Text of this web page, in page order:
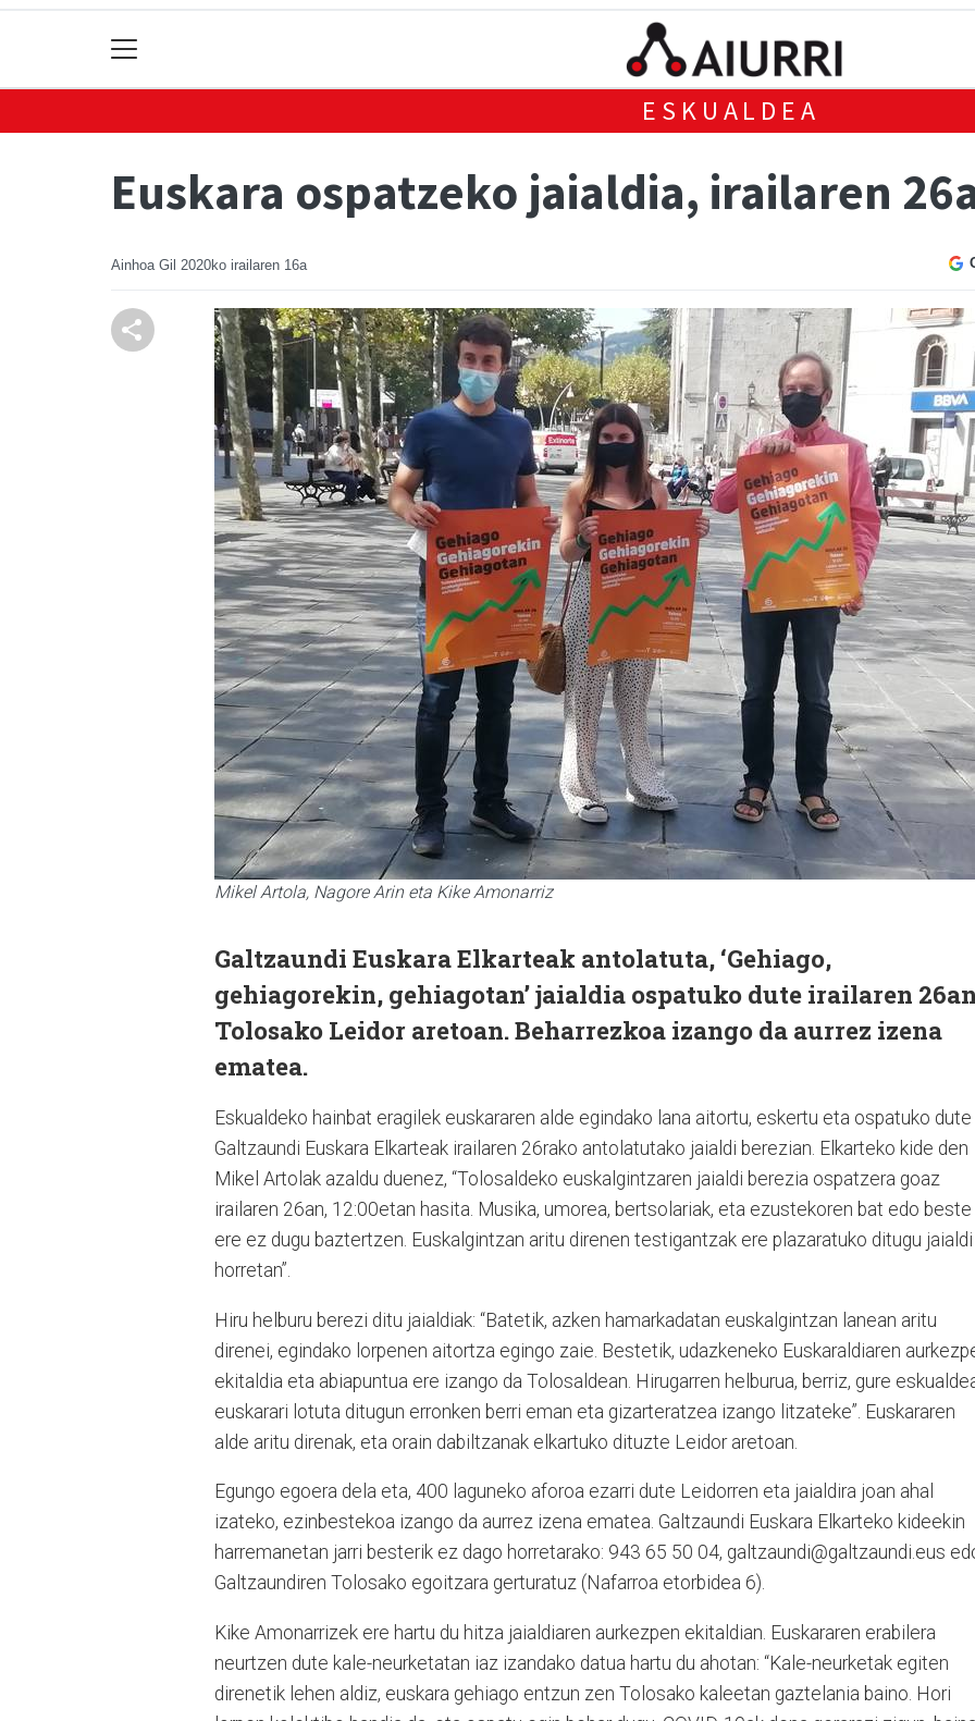
ESKUALDEA
Euskara ospatzeko jaialdia, irailaren
Ainhoa Gil 2020ko irailaren 16a
Mikel Artola, Nagore Arin eta Kike Amonarriz
Galtzaundi Euskara Elkarteak antolatuta, ‘Gehiago,
gehiagorekin, gehiagotan’ jaialdia ospatuko dute irailaren
Tolosako Leidor aretoan. Beharrezkoa izango da aurrez izena
ematea.
Eskualdeko hainbat eragilek euskararen alde egindako lana aitortu, eskertu eta ospatuko dute
Galtzaundi Euskara Elkarteak irailaren 26rako antolatutako jaialdi berezian. Elkarteko kide den
Mikel Artolak azaldu duenez, “Tolosaldeko euskalgintzaren jaialdi berezia ospatzera goaz
irailaren 26an, 12:00etan hasita. Musika, umorea, bertsolariak, eta ezustekoren bat edo beste
ere ez dugu baztertzen. Euskalgintzan aritu direnen testigantzak ere plazaratuko ditugu jaialdi
horretan”.
Hiru helburu berezi ditu jaialdiak: “Batetik, azken hamarkadatan euskalgintzan lanean aritu
direnei, egindako lorpenen aitortza egingo zaie. Bestetik, udazkeneko Euskaraldiaren
ekitaldia eta abiapuntua ere izango da Tolosaldean. Hirugarren helburua, berriz, gure
euskarari lotuta ditugun erronken berri eman eta gizarteratzea izango litzateke”. Euskararen
alde aritu direnak, eta orain dabiltzanak elkartuko dituzte Leidor aretoan.
Egungo egoera dela eta, 400 laguneko aforoa ezarri dute Leidorren eta jaialdira joan ahal
izateko, ezinbestekoa izango da aurrez izena ematea. Galtzaundi Euskara Elkarteko kideekin
harremanetan jarri besterik ez dago horretarako: 943 65 50 04, galtzaundi@galtzaundi.eus
Galtzaundiren Tolosako egoitzara gerturatuz (Nafarroa etorbidea 6).
Kike Amonarrizek ere hartu du hitza jaialdiaren aurkezpen ekitaldian. Euskararen erabilera
neurtzen dute kale-neurketatan iaz izandako datua hartu du ahotan: “Kale-neurketak egiten
direnetik lehen aldiz, euskara gehiago entzun zen Tolosako kaleetan gaztelania baino. Hori